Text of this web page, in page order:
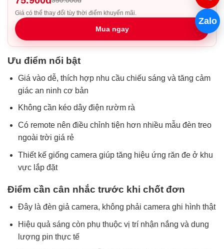
Giá có thể thay đổi tùy thời điểm khuyến mãi.
Mua ngay
Ưu điểm nổi bật
Giá vào dễ, thích hợp nhu cầu chiếu sáng và tăng cảm
giác an ninh cơ bản
Không cần kéo dây điện rườm rà
Có remote nên điều chỉnh tiện hơn nhiều mẫu đèn treo
ngoài trời giá rẻ
Thiết kế giống camera giúp tăng hiệu ứng răn đe ở khu
vực lắp đặt
Điểm cần cân nhắc trước khi chốt đơn
Đây là đèn giả camera, không phải camera ghi hình thật
Hiệu quả sáng còn phụ thuộc vị trí nhận nắng và dung
lượng pin thực tế
Zalo